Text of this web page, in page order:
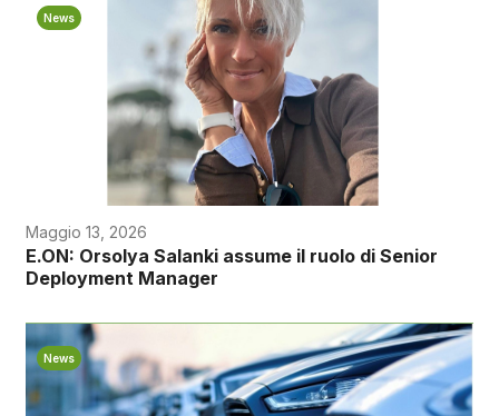
News
Maggio 13, 2026
E.ON: Orsolya Salanki assume il ruolo di Senior
Deployment Manager
News